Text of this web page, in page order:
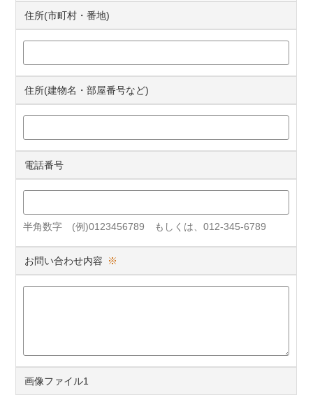
住所(市町村・番地)
住所(建物名・部屋番号など)
電話番号
半角数字 (例)0123456789 もしくは、012-345-6789
お問い合わせ内容 ※
画像ファイル1